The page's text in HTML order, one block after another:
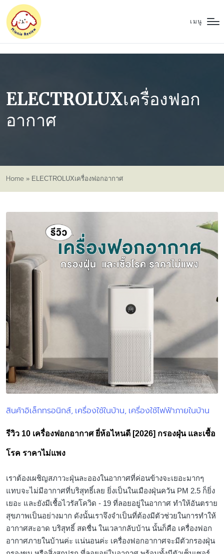
เมนู
ELECTROLUXเครื่องฟอก
อากาศ
Home » ELECTROLUXเครื่องฟอกอากาศ
Posted
สินค้าอิเล็กทรอนิกส์ เครื่องใช้ในบ้าน เครื่องใช้ไฟฟ้าภายในบ้าน
รีวิว 10 เครื่องฟอกอากาศ ยี่ห้อไหนดี [2026] กรองฝุ่น และเชื้อ
โรค ราคาไม่แพง
เราต้องเผชิญสภาวะฝุ่นละอองในอากาศที่ค่อนข้างจะเยอะมากๆ
แทบจะไม่มีอากาศที่บริสุทธิ์เลย ยิ่งเป็นในเมืองฝุ่นควัน PM 2.5 ก็ยิ่ง
เยอะ และยังมีเชื้อไวรัสโควิด - 19 ที่ลอยอยู่ในอากาศ ทำให้อันตราย
สุขภาพเป็นอย่างมาก ดังนั้นเราจึงจำเป็นที่ต้องมีตัวช่วยในการทำให้
อากาศสะอาด บริสุทธิ์ สดชื่น ในเวลากลับบ้าน นั้นก็คือ เครื่องฟอก
อากาศภายในบ้านค่ะ แน่นอนค่ะ เครื่องฟอกอากาศจะมีตัวกรองฝุ่น